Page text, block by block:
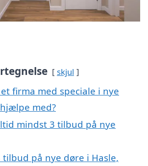
skjul
firma med speciale i nye
med?
mindst 3 tilbud på nye
tilbud på nye døre i Hasle,